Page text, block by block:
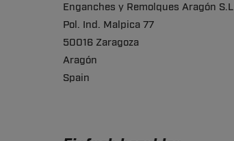
Enganches y Remolques Aragón S.L
Pol. Ind. Malpica 77
50016 Zaragoza
Aragón
Spain